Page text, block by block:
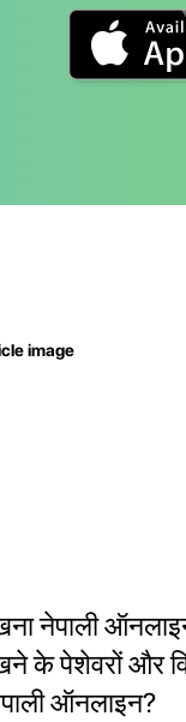
नेपाली
के पेशेवरों और
ऑनलाइन?